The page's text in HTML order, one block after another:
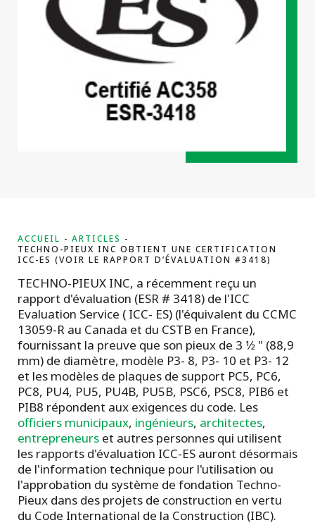
ACCUEIL
ARTICLES
TECHNO-PIEUX INC OBTIENT UNE CERTIFICATION
ICC-ES (VOIR LE RAPPORT D’ÉVALUATION #3418)
TECHNO-PIEUX INC, a récemment reçu un
rapport d'évaluation (ESR # 3418) de l'ICC
Evaluation Service ( ICC- ES) (l'équivalent du CCMC
13059-R au Canada et du CSTB en France),
fournissant la preuve que son pieux de 3 1⁄2 " (88,9
mm) de diamètre, modèle P3- 8, P3- 10 et P3- 12
et les modèles de plaques de support PC5, PC6,
PC8, PU4, PU5, PU4B, PU5B, PSC6, PSC8, PIB6 et
PIB8 répondent aux exigences du code. Les
officiers municipaux, ingénieurs, architectes,
entrepreneurs et autres personnes qui utilisent
les rapports d'évaluation ICC-ES auront désormais
de l'information technique pour l'utilisation ou
l'approbation du système de fondation Techno-
Pieux dans des projets de construction en vertu
du Code International de la Construction (IBC).